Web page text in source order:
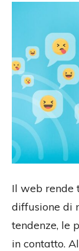
Il web rende
diffusione di
tendenze, le
in contatto.